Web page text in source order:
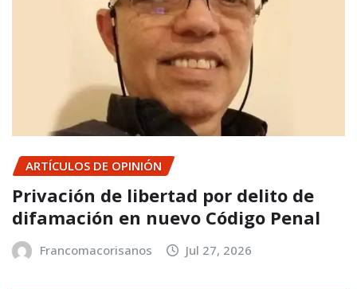
ARTÍCULOS DE OPINIÓN
Privación de libertad por delito de
difamación en nuevo Código Penal
Francomacorisanos Jul 27, 2026